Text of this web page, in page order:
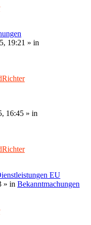
19:21 » in
16:45 » in
EU
» in Bekanntmachungen